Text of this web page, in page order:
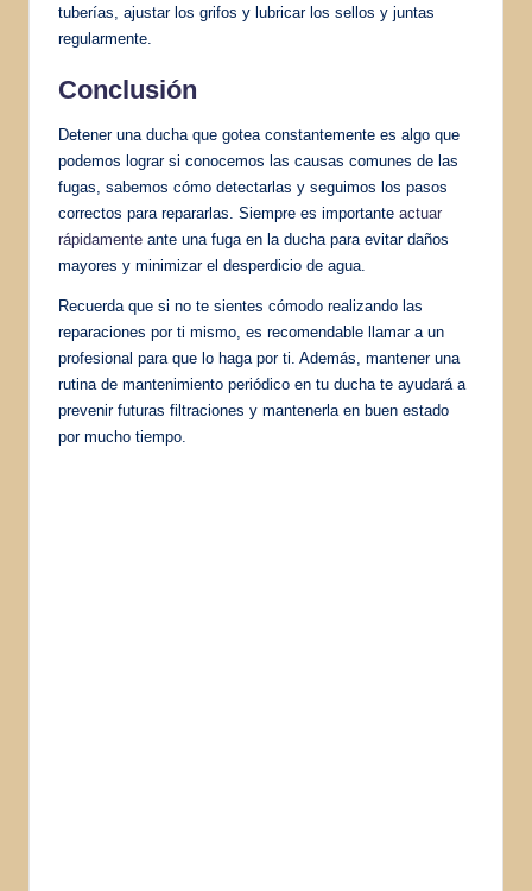
tuberías, ajustar los grifos y lubricar los sellos y juntas
regularmente.
Conclusión
Detener una ducha que gotea constantemente es algo que
podemos lograr si conocemos las causas comunes de las
fugas, sabemos cómo detectarlas y seguimos los pasos
correctos para repararlas. Siempre es importante actuar
rápidamente ante una fuga en la ducha para evitar daños
mayores y minimizar el desperdicio de agua.
Recuerda que si no te sientes cómodo realizando las
reparaciones por ti mismo, es recomendable llamar a un
profesional para que lo haga por ti. Además, mantener una
rutina de mantenimiento periódico en tu ducha te ayudará a
prevenir futuras filtraciones y mantenerla en buen estado
por mucho tiempo.